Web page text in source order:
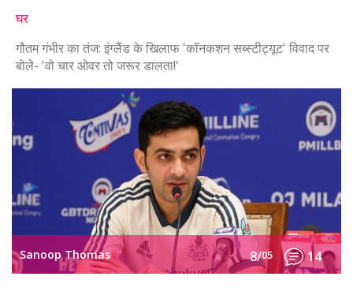
घर
गौतम गंभीर का तंज: इंग्लैंड के खिलाफ 'कॉनकशन सब्स्टीट्यूट' विवाद पर
बोले- 'वो चार ओवर तो जरूर डालता!'
Sanoop Thomas 8/05 14